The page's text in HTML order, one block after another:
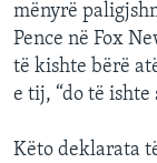
mënyrë
Pence në Fox
të kishte bërë
e tij, “do të ishte
Këto deklarata